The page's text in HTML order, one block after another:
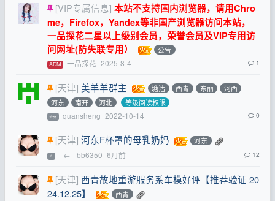
[VIP专属信息] 本站不支持国内浏览器，请用Chro
me，Firefox，Yandex等非国产浏览器访问本站，
一品探花二星以上级别会员，荣誉会员及VIP专用访
问网址(防失联专用）
公告
ADM 一品探花 2025-8-4 1
[天津] 美羊羊群主 塘沽 西青 东丽
河西
河东
南开 河北 等级阅读权限
⭐⭐ quansheng 2022-10-14 0
[天津] 河东F杯罩的母乳奶妈 河东
⭐ ← bb6350 6月前 12
[天津] 西青故地重游服务系车模好评【推荐验证 20
24.12.25】
西青